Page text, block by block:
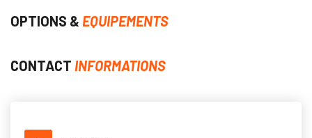
OPTIONS & EQUIPEMENTS
CONTACT INFORMATIONS